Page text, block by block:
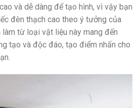
và dễ dàng để tạo hình, vì vậy bạn
đèn thạch cao theo ý tưởng của
từ loại vật liệu này mang đến
tạo và độc đáo, tạo điểm nhấn cho